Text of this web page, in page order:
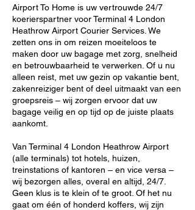
Airport To Home is uw vertrouwde 24/7
koerierspartner voor Terminal 4 London
Heathrow Airport Courier Services. We
zetten ons in om reizen moeiteloos te
maken door uw bagage met zorg, snelheid
en betrouwbaarheid te verwerken. Of u nu
alleen reist, met uw gezin op vakantie bent,
zakenreiziger bent of deel uitmaakt van een
groepsreis – wij zorgen ervoor dat uw
bagage veilig en op tijd op de juiste plaats
aankomt.
Van Terminal 4 London Heathrow Airport
(alle terminals) tot hotels, huizen,
treinstations of kantoren – en vice versa –
wij bezorgen alles, overal en altijd, 24/7.
Geen klus is te klein of te groot. Of het nu
gaat om één of honderd koffers, wij zijn